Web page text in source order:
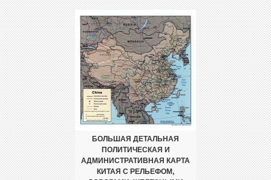
БОЛЬШАЯ ДЕТАЛЬНАЯ
ПОЛИТИЧЕСКАЯ И
АДМИНИСТРАТИВНАЯ КАРТА
КИТАЯ С РЕЛЬЕФОМ,